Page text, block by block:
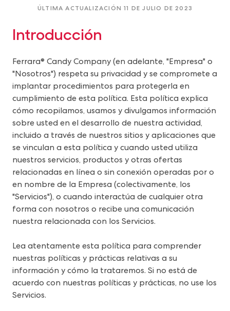
ÚLTIMA ACTUALIZACIÓN 11 DE JULIO DE 2023
Introducción
Ferrara® Candy Company (en adelante, "Empresa" o
"Nosotros") respeta su privacidad y se compromete a
implantar procedimientos para protegerla en
cumplimiento de esta política. Esta política explica
cómo recopilamos, usamos y divulgamos información
sobre usted en el desarrollo de nuestra actividad,
incluido a través de nuestros sitios y aplicaciones que
se vinculan a esta política y cuando usted utiliza
nuestros servicios, productos y otras ofertas
relacionadas en línea o sin conexión operadas por o
en nombre de la Empresa (colectivamente, los
"Servicios"), o cuando interactúa de cualquier otra
forma con nosotros o recibe una comunicación
nuestra relacionada con los Servicios.
Lea atentamente esta política para comprender
nuestras políticas y prácticas relativas a su
información y cómo la trataremos. Si no está de
acuerdo con nuestras políticas y prácticas, no use los
Servicios.